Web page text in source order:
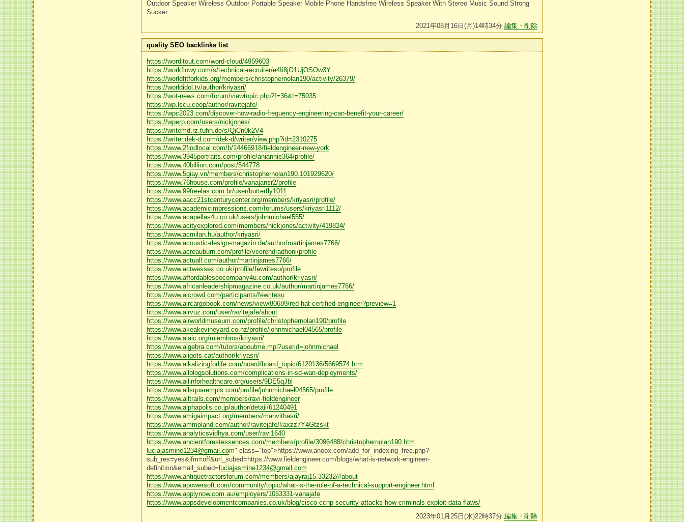
Outdoor Speaker Wireless Outdoor Portable Speaker Mobile Phone Handsfree Wireless Speaker With Stereo Music Sound Strong
Sucker.
2021年08月16日(月)14時34分 編集・削除
quality SEO backlinks list
https://worditout.com/word-cloud/4959603
https://workflowy.com/s/technical-recruiter/e4Ii8jO1UjOSOw3Y
https://worldfitforkids.org/members/christophernolan190/activity/26379/
https://worldidol.tv/author/kriyasri/
https://wot-news.com/forum/viewtopic.php?f=36&t=75035
https://wp.lscu.coop/author/ravitejafe/
https://wpc2023.com/discover-how-radio-frequency-engineering-can-benefit-your-career/
https://wperp.com/users/nickjones/
https://writemd.rz.tuhh.de/s/QiCn0k2V4
https://writer.dek-d.com/dek-d/writer/view.php?id=2310275
https://www.2findlocal.com/b/14466918/fieldengineer-new-york
https://www.3945portraits.com/profile/aniannie364/profile/
https://www.40billion.com/post/544778
https://www.5giay.vn/members/christophernolan190.101929620/
https://www.76house.com/profile/vanajansr2/profile
https://www.99freelas.com.br/user/butterfly1011
https://www.aacc21stcenturycenter.org/members/kriyasri/profile/
https://www.academicimpressions.com/forums/users/kriyasri1112/
https://www.acapellas4u.co.uk/users/johnmichael555/
https://www.acityexplored.com/members/nickjones/activity/419824/
https://www.acmilan.hu/author/kriyasri/
https://www.acoustic-design-magazin.de/author/martinjames7766/
https://www.acreauburn.com/profile/veerendradhoni/profile
https://www.actuall.com/author/martinjames7766/
https://www.actwessex.co.uk/profile/fewritesu/profile
https://www.affordableseocompany4u.com/author/kriyasri/
https://www.africanleadershipmagazine.co.uk/author/martinjames7766/
https://www.aicrowd.com/participants/fewritesu
https://www.aircargobook.com/news/view/80689/red-hat-certified-engineer?preview=1
https://www.airvuz.com/user/ravitejafe/about
https://www.airworldmuseum.com/profile/christophernolan190/profile
https://www.akeakevineyard.co.nz/profile/johnmichael04565/profile
https://www.alaic.org/miembros/kriyasri/
https://www.algebra.com/tutors/aboutme.mpl?userid=johnmichael
https://www.aligots.cat/author/kriyasri/
https://www.alkalizingforlife.com/board/board_topic/6120136/5669574.htm
https://www.allblogsolutions.com/complications-in-sd-wan-deployments/
https://www.allinforhealthcare.org/users/9DE5qJbl
https://www.allsquarempls.com/profile/johnmichael04565/profile
https://www.alltrails.com/members/ravi-fieldengineer
https://www.alphapolis.co.jp/author/detail/61240491
https://www.amigaimpact.org/members/manvithasri/
https://www.ammoland.com/author/ravitejafe/#axzz7Y4Gtzskt
https://www.analyticsvidhya.com/user/ravi1640
https://www.ancientforestessences.com/members/profile/3096488/christophernolan190.htm
luciajasmine1234@gmail.com" class="top">https://www.anoox.com/add_for_indexing_free.php?
sub_res=yes&ifm=off&url_subed=https://www.fieldengineer.com/blogs/what-is-network-engineer-
definition&email_subed= luciajasmine1234@gmail.com
https://www.antiquetractorsforum.com/members/ajayraj15.33232/#about
https://www.apowersoft.com/community/topic/what-is-the-role-of-a-technical-support-engineer.html
https://www.applynow.com.au/employers/1053331-vanajafe
https://www.appsdevelopmentcompanies.co.uk/blog/cisco-ccnp-security-attacks-how-criminals-exploit-data-flaws/
2023年01月25日(水)22時37分 編集・削除